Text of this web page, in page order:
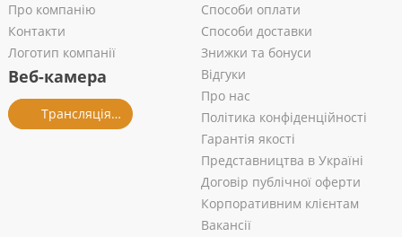
Про компанію
Контакти
Логотип компанії
Веб-камера
Трансляція із салону
Способи оплати
Способи доставки
Знижки та бонуси
Відгуки
Про нас
Політика конфіденційності
Гарантія якості
Представництва в Україні
Договір публічної оферти
Корпоративним клієнтам
Вакансії